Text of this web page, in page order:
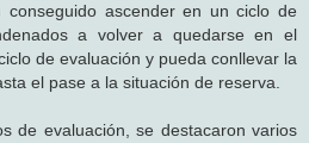
ascender en un ciclo de
a volver a quedarse en el
de evaluación y pueda conllevar la
el pase a la situación de reserva.
de evaluación, se destacaron varios